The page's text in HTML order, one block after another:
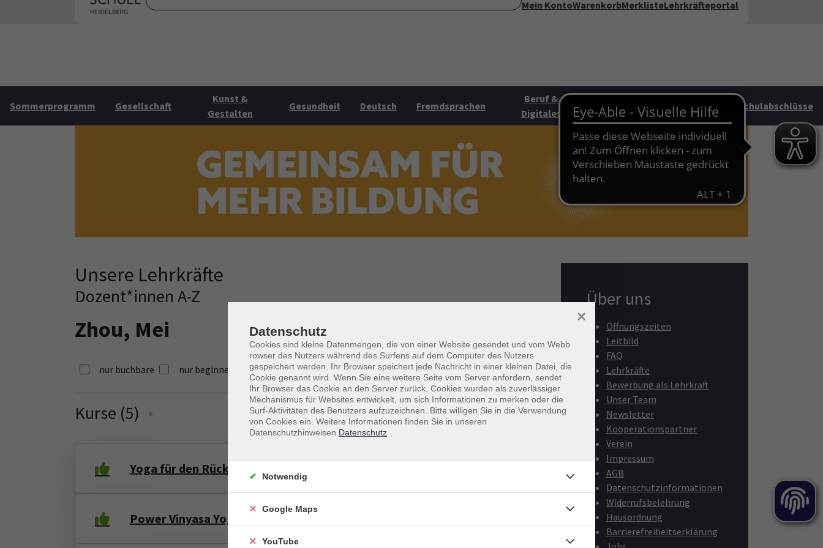
Startseite Über uns Mehr Angebote Öffnungszeiten Kontakt FAQ
Mein KontoWarenkorbMerklisteLehrkräfteportal
Sommerprogramm Gesellschaft
Kunst &
Gestalten
Gesundheit Deutsch Fremdsprachen
Beruf &
Digitales
Junge vhs &
Familie
HAG Schulabschlüsse
Unsere Lehrkräfte
Dozent*innen A-Z
Zhou, Mei
nur buchbare nur beginnende
Kurse (5) Loading... Sortierung
Yoga für den Rücken - Grundkurs Mo .21.09.202610:00Uhr
Power Vinyasa Yoga
vhs
Über uns
Öffnungszeiten
Leitbild
FAQ
Lehrkräfte
Bewerbung als Lehrkraft
Unser Team
Newsletter
Kooperationspartner
Verein
Impressum
AGB
Datenschutzinformationen
Widerrufsbelehrung
Hausordnung
Barrierefreiheitserklärung
Datenschutz
Cookies sind kleine Datenmengen, die von einer Website gesendet und vom Webb
rowser des Nutzers während des Surfens auf dem Computer des Nutzers
gespeichert werden. Ihr Browser speichert jede Nachricht in einer kleinen Datei, die
Cookie genannt wird. Wenn Sie eine weitere Seite vom Server anfordern, sendet
Ihr Browser das Cookie an den Server zurück. Cookies wurden als zuverlässiger
Mechanismus für Websites entwickelt, um sich Informationen zu merken oder die
Surf-Aktivitäten des Benutzers aufzuzeichnen. Bitte willigen Sie in die Verwendung
von Cookies ein. Weitere Informationen finden Sie in unseren
Datenschutzhinweisen. Datenschutz
×
Notwendig
Google Maps
YouTube